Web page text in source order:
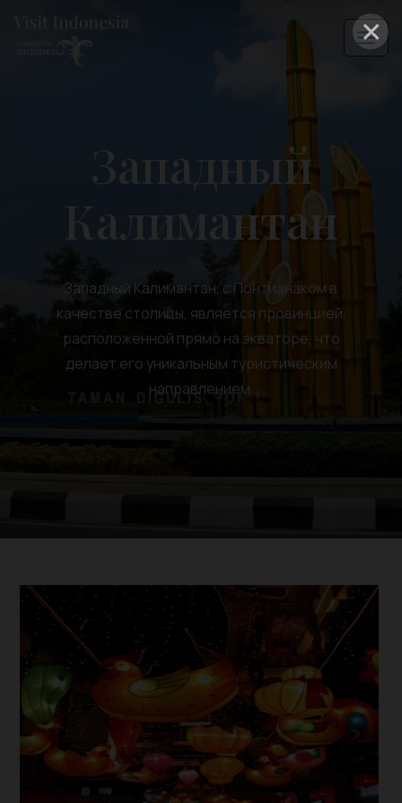
×
Западный
Калимантан
Западный Калимантан, с Понтианаком в
качестве столицы, является провинцией,
расположенной прямо на экваторе, что
делает его уникальным туристическим
направлением.